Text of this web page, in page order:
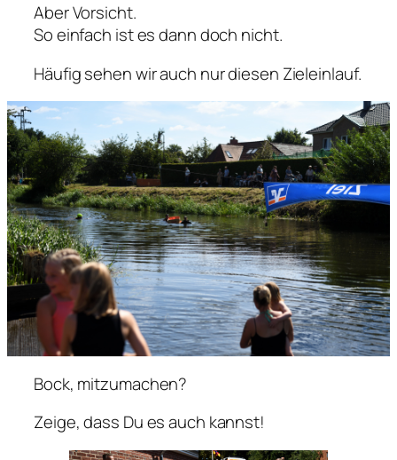
Aber Vorsicht.
So einfach ist es dann doch nicht.
Häufig sehen wir auch nur diesen Zieleinlauf.
Bock, mitzumachen?
Zeige, dass Du es auch kannst!